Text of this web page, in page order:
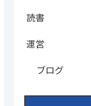
読書
運営
ブログ